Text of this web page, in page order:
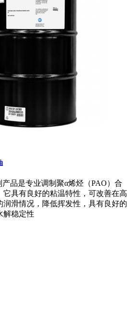
产品是专业调制聚α烯烃（PAO）合
它具有良好的粘温特性，可改善在高
润滑情况，降低挥发性，具有良好的
解稳定性